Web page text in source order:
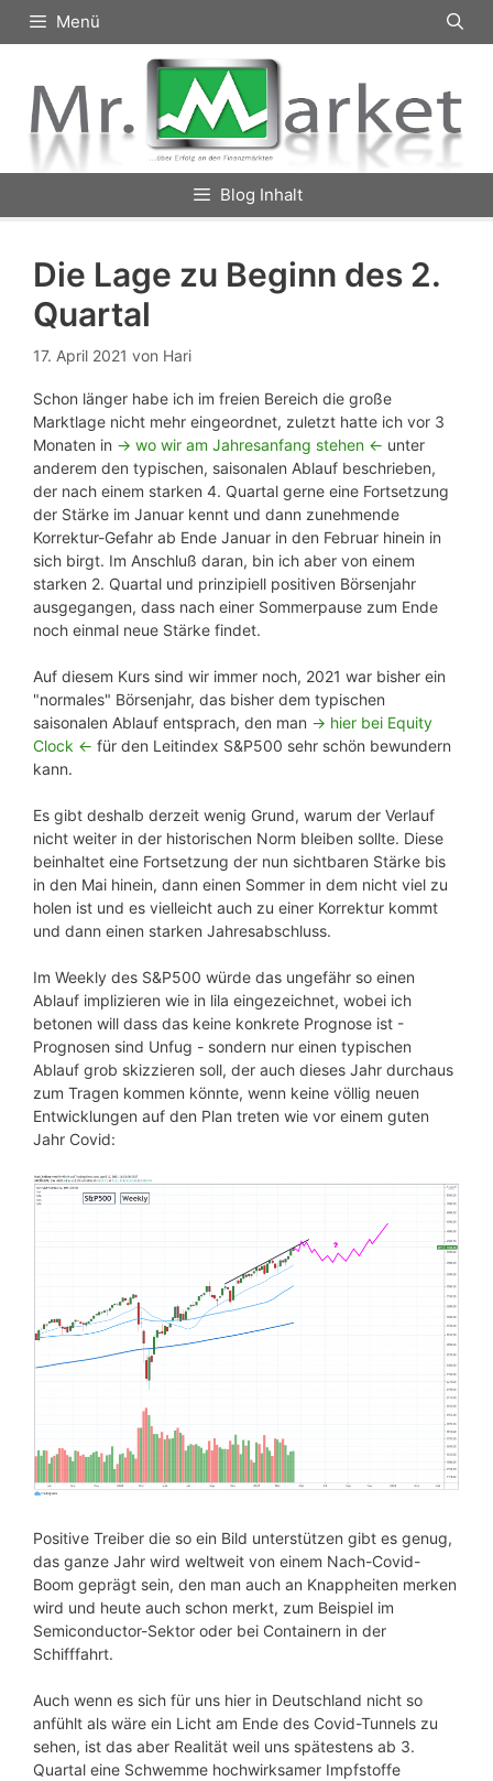
Inhalt
Menü
Blog Inhalt
Die Lage zu Beginn des 2.
Quartal
17. April 2021 von Hari
Schon länger habe ich im freien Bereich die große
Marktlage nicht mehr eingeordnet, zuletzt hatte ich vor 3
Monaten in -> wo wir am Jahresanfang stehen <- unter
anderem den typischen, saisonalen Ablauf beschrieben,
der nach einem starken 4. Quartal gerne eine Fortsetzung
der Stärke im Januar kennt und dann zunehmende
Korrektur-Gefahr ab Ende Januar in den Februar hinein in
sich birgt. Im Anschluß daran, bin ich aber von einem
starken 2. Quartal und prinzipiell positiven Börsenjahr
ausgegangen, dass nach einer Sommerpause zum Ende
noch einmal neue Stärke findet.
Auf diesem Kurs sind wir immer noch, 2021 war bisher ein
"normales" Börsenjahr, das bisher dem typischen
saisonalen Ablauf entsprach, den man -> hier bei Equity
Clock <- für den Leitindex S&P500 sehr schön bewundern
kann.
Es gibt deshalb derzeit wenig Grund, warum der Verlauf
nicht weiter in der historischen Norm bleiben sollte. Diese
beinhaltet eine Fortsetzung der nun sichtbaren Stärke bis
in den Mai hinein, dann einen Sommer in dem nicht viel zu
holen ist und es vielleicht auch zu einer Korrektur kommt
und dann einen starken Jahresabschluss.
Im Weekly des S&P500 würde das ungefähr so einen
Ablauf implizieren wie in lila eingezeichnet, wobei ich
betonen will dass das keine konkrete Prognose ist -
Prognosen sind Unfug - sondern nur einen typischen
Ablauf grob skizzieren soll, der auch dieses Jahr durchaus
zum Tragen kommen könnte, wenn keine völlig neuen
Entwicklungen auf den Plan treten wie vor einem guten
Jahr Covid:
Positive Treiber die so ein Bild unterstützen gibt es genug,
das ganze Jahr wird weltweit von einem Nach-Covid-
Boom geprägt sein, den man auch an Knappheiten merken
wird und heute auch schon merkt, zum Beispiel im
Semiconductor-Sektor oder bei Containern in der
Schifffahrt.
Auch wenn es sich für uns hier in Deutschland nicht so
anfühlt als wäre ein Licht am Ende des Covid-Tunnels zu
sehen, ist das aber Realität weil uns spätestens ab 3.
Quartal eine Schwemme hochwirksamer Impfstoffe